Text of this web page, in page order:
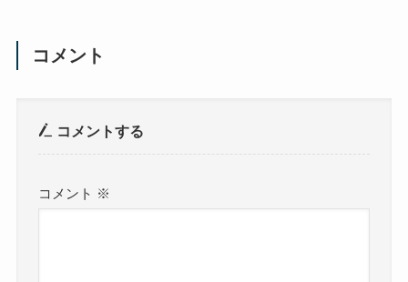
コメント
コメントする
コメント ※